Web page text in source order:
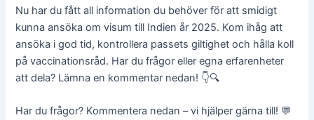
Nu har du fått all information du behöver för att smidigt
kunna ansöka om visum till Indien år 2025. Kom ihåg att
ansöka i god tid, kontrollera passets giltighet och hålla koll
på vaccinationsråd. Har du frågor eller egna erfarenheter
att dela? Lämna en kommentar nedan! 👇🔍
Har du frågor? Kommentera nedan – vi hjälper gärna till! 💬